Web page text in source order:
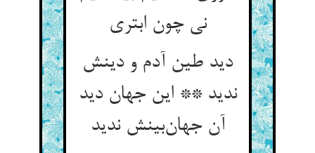
نی چون ابتری
دید طین آدم و دینش
ندید ** این جهان دید
آن جهان‌بینش ندید